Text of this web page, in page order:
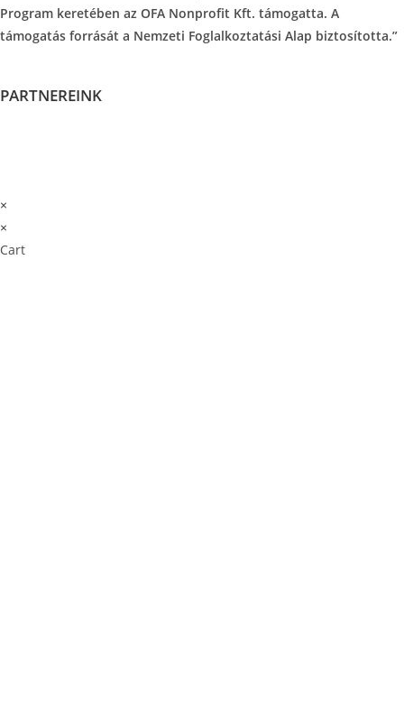
Program keretében az OFA Nonprofit Kft. támogatta. A
támogatás forrását a Nemzeti Foglalkoztatási Alap biztosította.”
PARTNEREINK
×
×
Cart